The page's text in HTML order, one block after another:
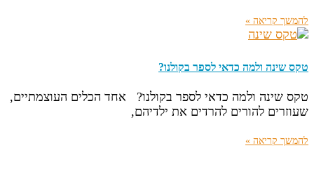
להמשך קריאה »
טקס שינה ולמה כדאי לספר בקולנו?
טקס שינה ולמה כדאי לספר בקולנו? אחד הכלים העוצמתיים,
שעוזרים להורים להרדים את ילדיהם,
להמשך קריאה »